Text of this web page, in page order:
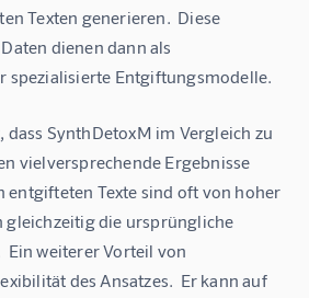
Texten generieren.  Diese
dienen dann als
spezialisierte Entgiftungsmodelle.
dass SynthDetoxM im Vergleich zu
vielversprechende Ergebnisse
entgifteten Texte sind oft von hoher
gleichzeitig die ursprüngliche
Ein weiterer Vorteil von
des Ansatzes.  Er kann auf